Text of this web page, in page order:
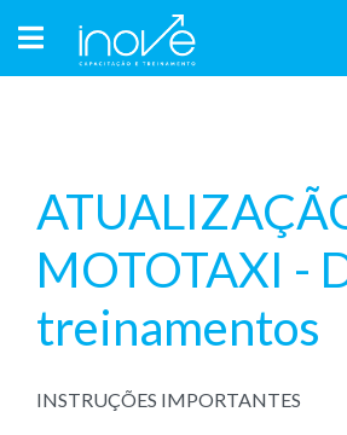
MOTOTAXI -
treinamentos
INSTRUÇÕES IMPORTANTES